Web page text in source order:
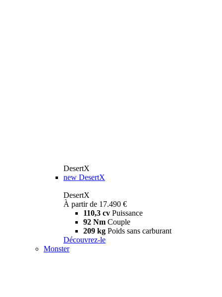
DesertX
new DesertX
DesertX
À partir de 17.490 €
110,3 cv Puissance
92 Nm Couple
209 kg Poids sans carburant
Découvrez-le
Monster